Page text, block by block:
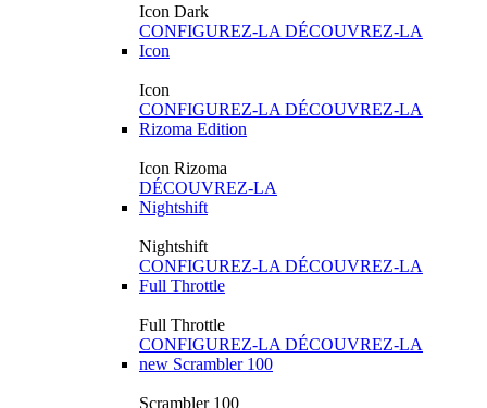
Icon Dark
CONFIGUREZ-LA DÉCOUVREZ-LA
Icon
Icon
CONFIGUREZ-LA DÉCOUVREZ-LA
Rizoma Edition
Icon Rizoma
DÉCOUVREZ-LA
Nightshift
Nightshift
CONFIGUREZ-LA DÉCOUVREZ-LA
Full Throttle
Full Throttle
CONFIGUREZ-LA DÉCOUVREZ-LA
new Scrambler 100
Scrambler 100